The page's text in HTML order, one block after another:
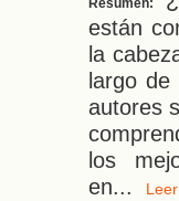
Resumen:
están
la
largo de
autores
los
en...